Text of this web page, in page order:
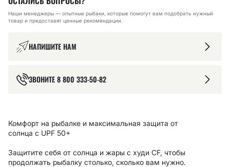
Наши менеджеры — опытные рыбаки, которые помогут вам подобрать нужный
товар и предоставят ценные рекомендации.
НАПИШИТЕ НАМ
ЗВОНИТЕ8 800 333-50-82
Комфорт на рыбалке и максимальная защита от
солнца с UPF 50+
Защитите себя от солнца и жары с худи CF, чтобы
продолжать рыбалку столько, сколько вам нужно.